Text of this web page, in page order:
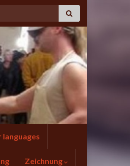
Zeichnung